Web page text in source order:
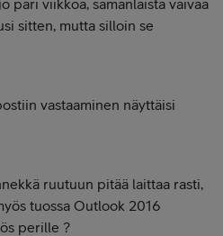
pari viikkoa, samanlaista vaivaa
sitten, mutta silloin se
vastaaminen näyttäisi
ruutuun pitää laittaa rasti,
tuossa Outlook 2016
perille ?